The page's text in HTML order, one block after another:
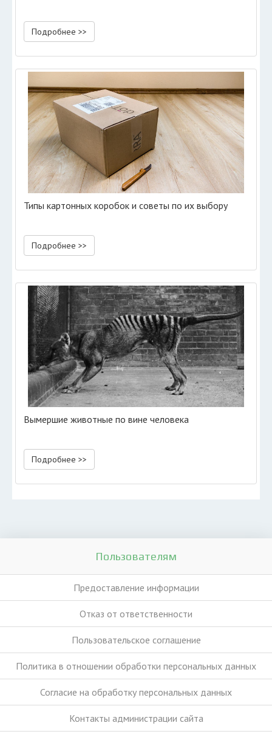
Подробнее >>
Типы картонных коробок и советы по их выбору
Подробнее >>
Вымершие животные по вине человека
Подробнее >>
Пользователям
Предоставление информации
Отказ от ответственности
Пользовательское соглашение
Политика в отношении обработки персональных данных
Согласие на обработку персональных данных
Контакты администрации сайта